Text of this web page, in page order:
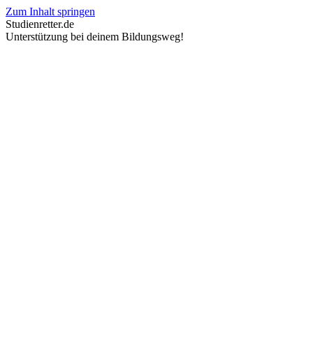
Zum Inhalt springen
Studienretter.de
Unterstützung bei deinem Bildungsweg!